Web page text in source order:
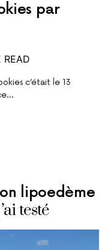
par
READ
c’était le 13
lipoedème
testé